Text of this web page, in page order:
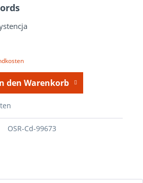
den Warenkorb
OSR-Cd-99673